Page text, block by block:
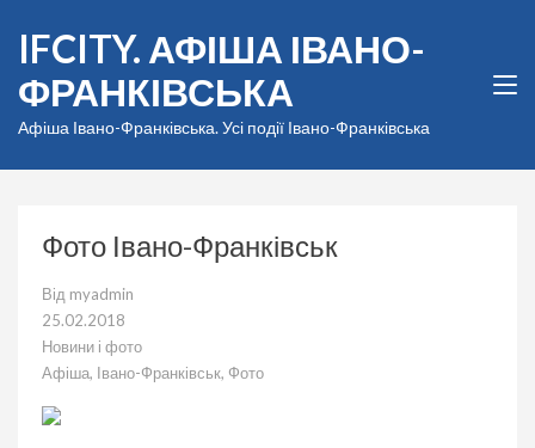
вмісту
(натисніть
Enter)
IFCITY. АФІША ІВАНО-
ФРАНКІВСЬКА
Афіша Івано-Франківська. Усі події Івано-Франківська
Фото Івано-Франківськ
Від myadmin
25.02.2018
Новини і фото
Афіша, Івано-Франківськ, Фото